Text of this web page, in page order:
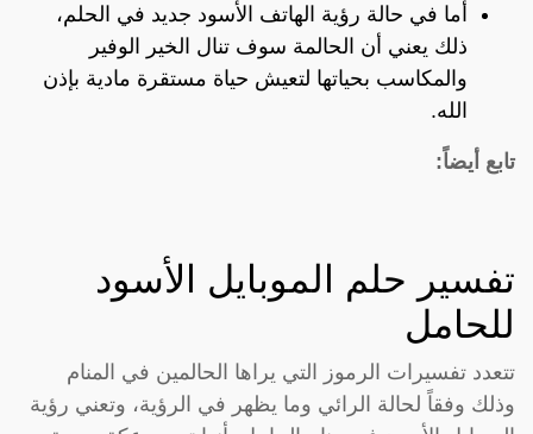
أما في حالة رؤية الهاتف الأسود جديد في الحلم،
ذلك يعني أن الحالمة سوف تنال الخير الوفير
والمكاسب بحياتها لتعيش حياة مستقرة مادية بإذن
الله.
تابع أيضاً:
تفسير حلم الموبايل الأسود
للحامل
تتعدد تفسيرات الرموز التي يراها الحالمين في المنام
وذلك وفقاً لحالة الرائي وما يظهر في الرؤية، وتعني رؤية